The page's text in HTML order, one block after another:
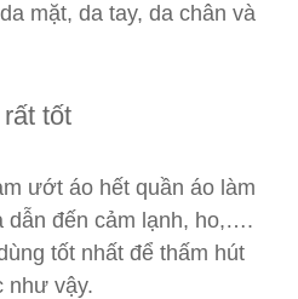
mặt, da tay, da chân và
tốt
ướt áo hết quần áo làm
dẫn đến cảm lạnh, ho,….
tốt nhất để thấm hút
như vậy.